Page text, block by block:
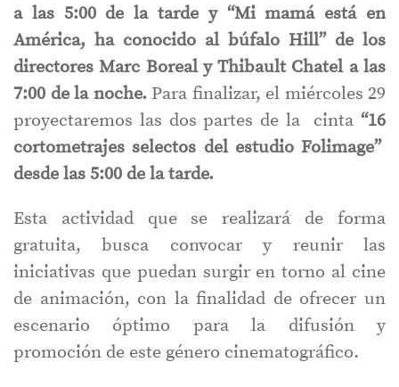
a las 5:00 de la tarde y “Mi mamá está en
América, ha conocido al búfalo Hill” de los
directores Marc Boreal y Thibault Chatel a las
7:00 de la noche. Para finalizar, el miércoles 29
proyectaremos las dos partes de la cinta “16
cortometrajes selectos del estudio Folimage”
desde las 5:00 de la tarde.
Esta actividad que se realizará de forma
gratuita, busca convocar y reunir las
iniciativas que puedan surgir en torno al cine
de animación, con la finalidad de ofrecer un
escenario óptimo para la difusión y
promoción de este género cinematográfico.